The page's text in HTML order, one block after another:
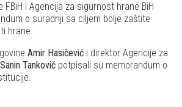
i Agencija za sigurnost hrane BiH
o suradnji sa ciljem bolje zaštite
hrane.
Amir Hasičević i direktor Agencije za
Sanin Tanković potpisali su memorandum o